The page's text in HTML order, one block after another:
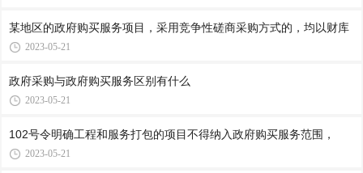
某地区的政府购买服务项目，采用竞争性磋商采购方式的，均以财库
2023-05-21
政府采购与政府购买服务区别有什么
2023-05-21
102号令明确工程和服务打包的项目不得纳入政府购买服务范围，
2023-05-21